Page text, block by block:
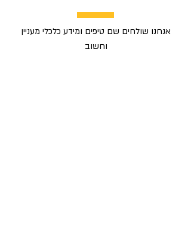
אנחנו שולחים שם טיפים ומידע כלכלי מעניין
וחשוב